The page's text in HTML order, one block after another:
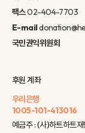
팩스02-404-7703
E-mail
국민권익위원회
후원 계좌
우리은행
1005-101-413016
예금주 : (사)하트하트